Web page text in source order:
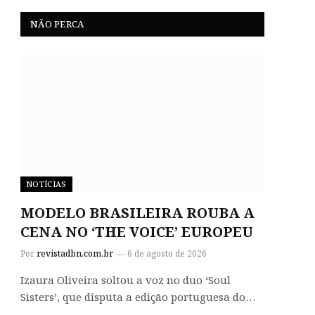
NÃO PERCA
NOTÍCIAS
MODELO BRASILEIRA ROUBA A
CENA NO ‘THE VOICE’ EUROPEU
Porrevistadbn.com.br 6 de agosto de 2026
Izaura Oliveira soltou a voz no duo ‘Soul
Sisters’, que disputa a edição portuguesa do…